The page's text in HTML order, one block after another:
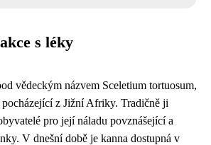
s léky
vědeckým názvem Sceletium tortuosum,
z Jižní Afriky. Tradičně ji
pro její náladu povznášející a
V dnešní době je kanna dostupná v